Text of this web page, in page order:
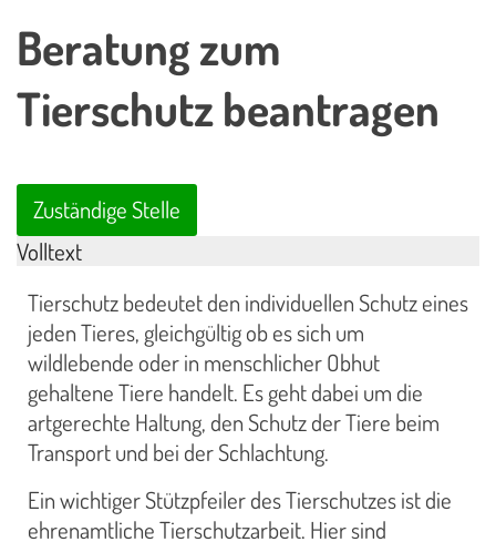
Beratung zum
Tierschutz beantragen
Zuständige Stelle
Volltext
Tierschutz bedeutet den individuellen Schutz eines
jeden Tieres, gleichgültig ob es sich um
wildlebende oder in menschlicher Obhut
gehaltene Tiere handelt. Es geht dabei um die
artgerechte Haltung, den Schutz der Tiere beim
Transport und bei der Schlachtung.
Ein wichtiger Stützpfeiler des Tierschutzes ist die
ehrenamtliche Tierschutzarbeit. Hier sind